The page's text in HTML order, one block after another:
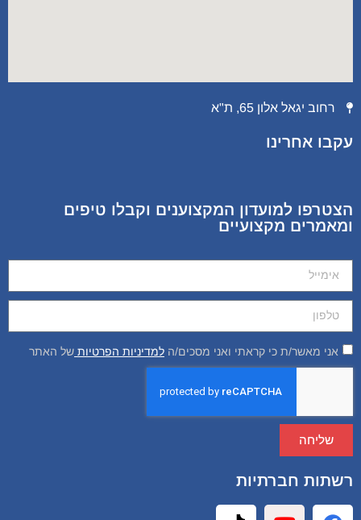
רחוב יגאל אלון 65, ת"א
עקבו אחרינו
הצטרפו למועדון המקצוענים וקבלו טיפים
ומאמרים מקצועיים
אני מאשר/ת כי קראתי ואני מסכים/ה למדיניות הפרטיות של האתר
שליחה
רשתות חברתיות